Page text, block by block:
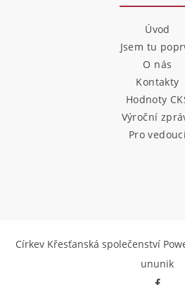
Úvod
Jsem tu
O nás
Kontakty
Hodnoty
Výroční
Pro
Církev Křesťanská společenství
ununik